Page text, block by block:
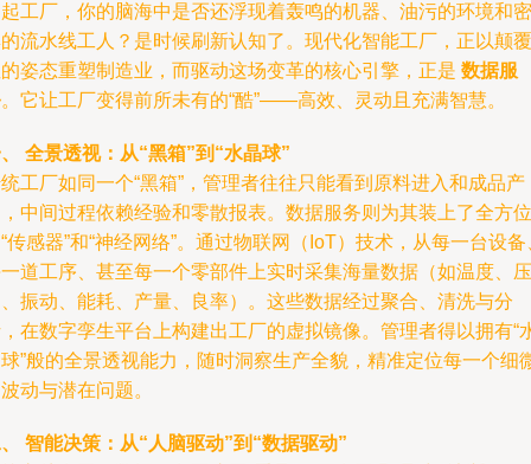
工厂，你的脑海中是否还浮现着轰鸣的机器、油污的环境和密
流水线工人？是时候刷新认知了。现代化智能工厂，正以颠覆
姿态重塑制造业，而驱动这场变革的核心引擎，正是 数据服
。它让工厂变得前所未有的“酷”——高效、灵动且充满智慧。
全景透视：从“黑箱”到“水晶球”
工厂如同一个“黑箱”，管理者往往只能看到原料进入和成品产
中间过程依赖经验和零散报表。数据服务则为其装上了全方位
传感器”和“神经网络”。通过物联网（IoT）技术，从每一台设备
道工序、甚至每一个零部件上实时采集海量数据（如温度、压
振动、能耗、产量、良率）。这些数据经过聚合、清洗与分
在数字孪生平台上构建出工厂的虚拟镜像。管理者得以拥有“
”般的全景透视能力，随时洞察生产全貌，精准定位每一个细
动与潜在问题。
智能决策：从“人脑驱动”到“数据驱动”